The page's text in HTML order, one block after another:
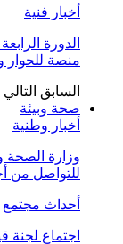
أخبار فنية
الدورة
منصة للحوار
السابق التالي
صحة وبيئة
أخبار وطنية
وزارة الصحة
للتواصل من
أحداث مجتمع
اجتماع لجنة